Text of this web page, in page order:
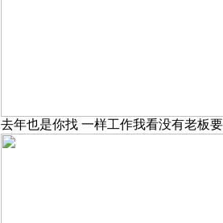
去年也是你找 一样工作我看没有老板